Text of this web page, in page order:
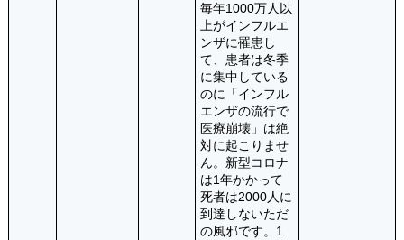
毎年1000万人以
上がインフルエ
ンザに罹患し
て、患者は冬季
に集中している
のに「インフル
エンザの流行で
医療崩壊」は絶
対に起こりませ
ん。新型コロナ
は1年かかって
死者は2000人に
到達しないただ
の風邪です。1